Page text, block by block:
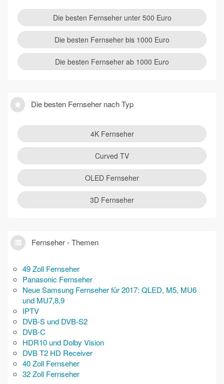
Die besten Fernseher unter 500 Euro
Die besten Fernseher bis 1000 Euro
Die besten Fernseher ab 1000 Euro
Die besten Fernseher nach Typ
4K Fernseher
Curved TV
OLED Fernseher
3D Fernseher
Fernseher - Themen
49 Zoll Fernseher
Panasonic Fernseher
Neue Samsung Fernseher für 2017: QLED, M5, MU6
und MU7,8,9
IPTV
DVB-S und DVB-S2
DVB-C
HDR10 und Dolby Vision
DVB T2 HD Receiver
40 Zoll Fernseher
32 Zoll Fernseher